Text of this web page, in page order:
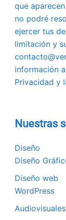
que
no podré
ejercer tus
limitación y
información
Privacidad y
Nuestras
Diseño
Diseño
Diseño web
WordPress
Audiovisuales